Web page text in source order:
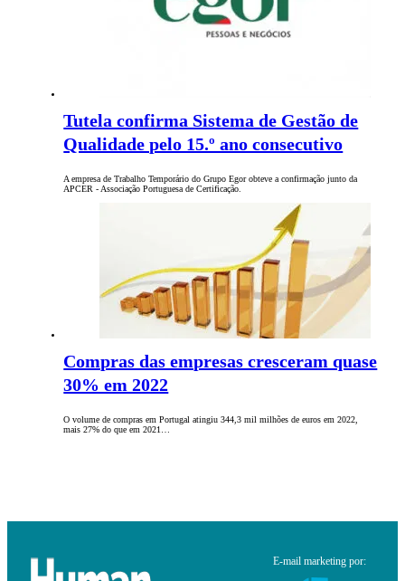
Tutela confirma Sistema de Gestão de
Qualidade pelo 15.º ano consecutivo
A empresa de Trabalho Temporário do Grupo Egor obteve a confirmação junto da
APCER - Associação Portuguesa de Certificação.
Compras das empresas cresceram quase
30% em 2022
O volume de compras em Portugal atingiu 344,3 mil milhões de euros em 2022,
mais 27% do que em 2021…
E-mail marketing por: